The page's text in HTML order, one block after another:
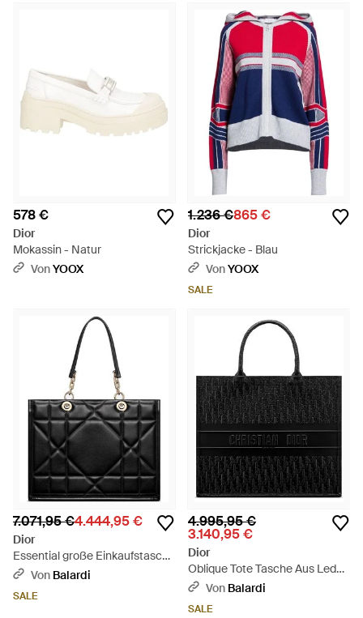
578 €
Dior
Mokassin - Natur
VonYOOX
1.236 €865 €
Dior
Strickjacke - Blau
VonYOOX
SALE
7.071,95 €4.444,95 €
Dior
Essential große Einkaufstasche
- Schwarz
Von Balardi
SALE
4.995,95 €
3.140,95 €
Dior
Oblique Tote Tasche Aus Leder
- Schwarz
Von Balardi
SALE